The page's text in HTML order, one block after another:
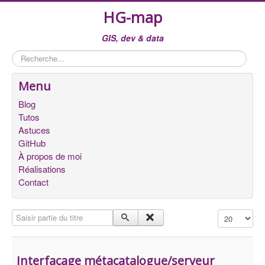
HG-map
GIS, dev & data
Rechercher
Menu
Blog
Tutos
Astuces
GitHub
À propos de moi
Réalisations
Contact
Saisir partie du titre Affichage #
Interfaçage métacatalogue/serveur